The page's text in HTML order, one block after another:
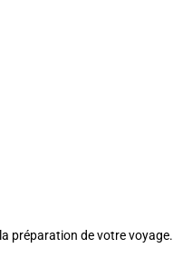
préparation de votre voyage.